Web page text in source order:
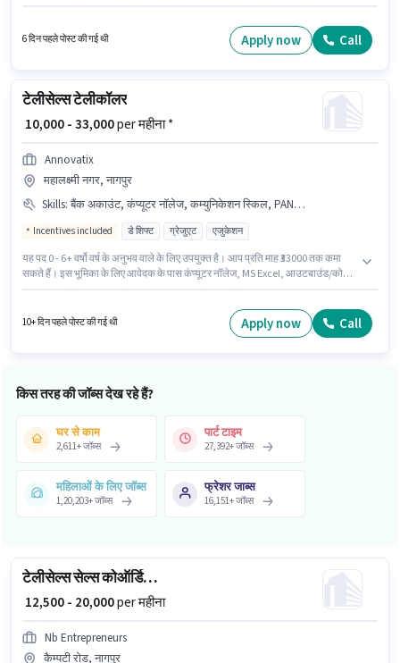
अनुभव वाले के लिए खुली है, मासिक वेतन ₹20000 रहेगा।
6 दिन पहले पोस्ट की गई थी Apply now Call
टेलीसेल्स टेलीकॉलर
₹ 10,000 - 33,000per महीना *
Annovatix
महालक्ष्मी नगर, नागपुर
Skills: बैंक अकाउंट, कंप्यूटर नॉलेज, कम्युनिकेशन स्किल, PAN कार्ड, MS Excel, आउटबाउंड/कोल्ड कॉलिंग, वायरिंग, आधार कार्ड
Incentives included डे शिफ्ट ग्रेजुएट एजुकेशन
यह पद 0 - 6+ वर्षो वर्ष के अनुभव वाले के लिए उपयुक्त है। आप प्रति माह ₹33000 तक कमा
सकते हैं। इस भूमिका के लिए आवेदक के पास कंप्यूटर नॉलेज, MS Excel, आउटबाउंड/कोल्ड
आधार कार्ड, बैंक अकाउंट आवश्यक हैं। यह वैकेंसी महालक्ष्मी नगर, नागपुर में है। आवेदक को
10+ दिन पहले पोस्ट की गई थी Apply now Call
किस तरह की जॉब्स देख रहे हैं?
घर से काम
2,611+जॉब्स
पार्ट टाइम
27,392+जॉब्स
महिलाओं के लिए जॉब्स
1,20,203+जॉब्स
फ्रेशर जाब्स
16,151+जॉब्स
टेलीसेल्स सेल्स कोऑर्डिनेटर
₹ 12,500 - 20,000per महीना
Nb Entrepreneurs
कैम्पटी रोड, नागपुर